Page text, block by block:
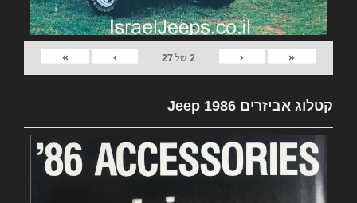
«
‹
2של27
›
»
קטלוג אביזרים Jeep 1986